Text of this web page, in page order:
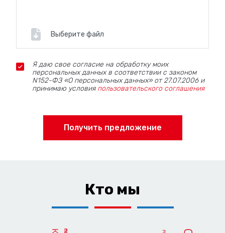
Выберите файл
Я даю свое согласие на обработку моих
персональных данных в соответствии с законом
N152-ФЗ «О персональных данных» от 27.07.2006 и
принимаю условия пользовательского соглашения
Получить предложение
Кто мы